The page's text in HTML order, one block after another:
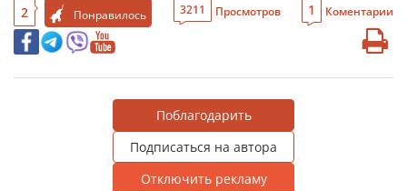
2 Понравилось 3211 Просмотров 1 Коментарии
Поблагодарить
Подписаться на автора
Отключить рекламу